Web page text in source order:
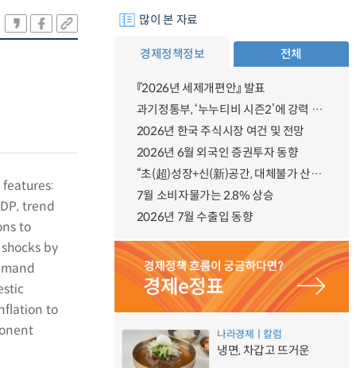
trend
to
by
to
많이 본 자료
경제정책정보 전체
『2026년 세제개편안』 발표
과기정통부, ‘누누티비 시즌2’에 강력 대응 의지 밝혀
2026년 한국 주식시장 여건 및 전망
2026년 6월 외국인 증권투자 동향
“초(超)성장+신(新)공간, 대체불가 산업강국”
7월 소비자물가는 2.8% 상승
2026년 7월 수출입 동향
나라경제ㅣ칼럼
냉면, 차갑고 뜨거운